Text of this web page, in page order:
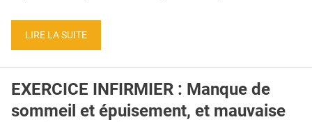
CONDITIONS GÉNÉRALES
CRÉDITS
LIRE LA SUITE
EXERCICE INFIRMIER : Manque de
sommeil et épuisement, et mauvaise